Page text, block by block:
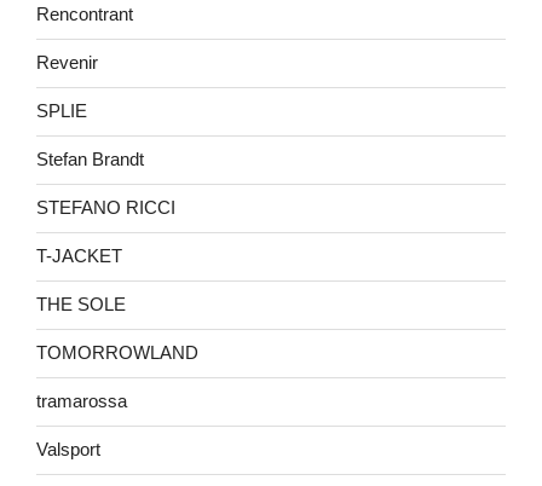
Rencontrant
Revenir
SPLIE
Stefan Brandt
STEFANO RICCI
T-JACKET
THE SOLE
TOMORROWLAND
tramarossa
Valsport